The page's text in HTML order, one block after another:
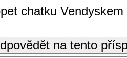
chatku Vendyskem
na tento